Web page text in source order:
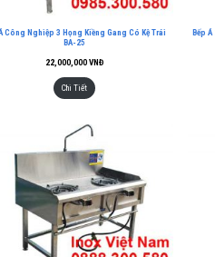
Công Nghiệp 3 Họng Kiềng Gang Có Kệ Trái
BA-25
22,000,000VNĐ
Chi Tiết
Bếp